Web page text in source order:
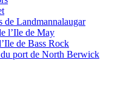
de Landmannalaugar
l’Ile de May
de Bass Rock
port de North Berwick